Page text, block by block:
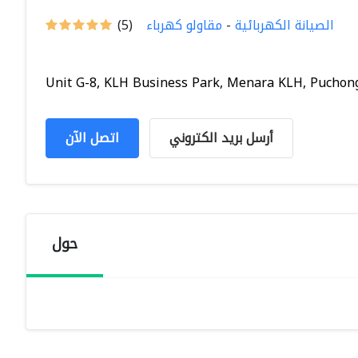
(5) الصيانة الكهربائية- مقاولو كهرباء
Unit G-8, KLH Business Park, Menara KLH,
اتصل الآن أرسل بريد الكتروني
حول